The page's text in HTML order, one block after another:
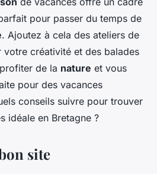
pour passer du temps de
. Ajoutez à cela des ateliers de
votre créativité et des balades
de la nature et vous
pour des vacances
conseils suivre pour trouver
idéale en Bretagne ?
site